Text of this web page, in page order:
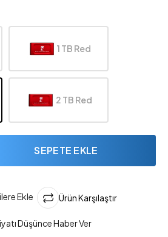
1 TB Red
2 TB Red
SEPETE EKLE
Ekle Ürün Karşılaştır
Düşünce Haber Ver